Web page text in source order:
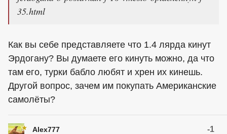
35.html
Как вы себе представляете что 1.4 лярда кинут
Эрдогану? Вы думаете его кинуть можно, да что
там его, турки бабло любят и хрен их кинешь.
Другой вопрос, зачем им покупать Американские
самолёты?
Alex777 -1